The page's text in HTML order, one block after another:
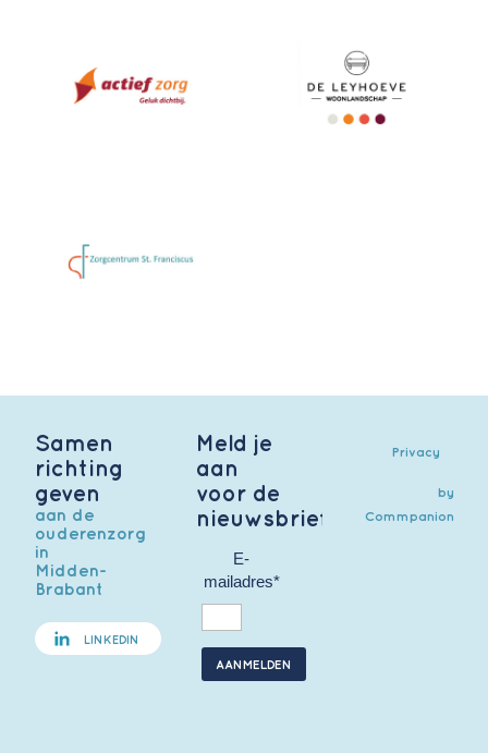
Samen
richting
geven
aan de
ouderenzorg
in
Midden-
Brabant
LINKEDIN
Meld je
aan
voor de
nieuwsbrief
E-
mailadres*
Privacy
by
Commpanion